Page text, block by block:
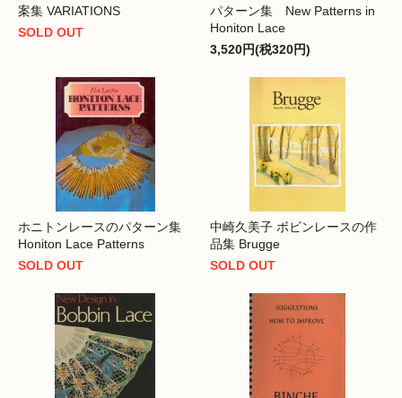
案集 VARIATIONS
SOLD OUT
パターン集 New Patterns in
Honiton Lace
3,520円(税320円)
ホニトンレースのパターン集
Honiton Lace Patterns
SOLD OUT
中崎久美子 ボビンレースの作
品集 Brugge
SOLD OUT